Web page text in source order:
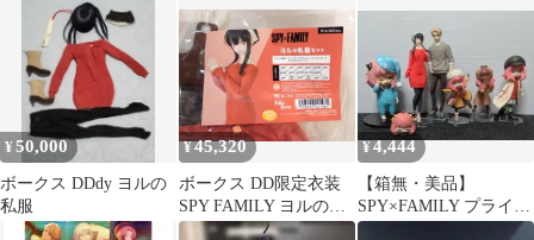
¥50,000
ボークス DDdy ヨルの
私服
¥45,320
ボークス DD限定衣装
SPY FAMILY ヨルの私
服セット サイズ:DDS・
¥4,444
【箱無・美品】
SPY×FAMILY プライズ
フィギュア 7点 アクリ